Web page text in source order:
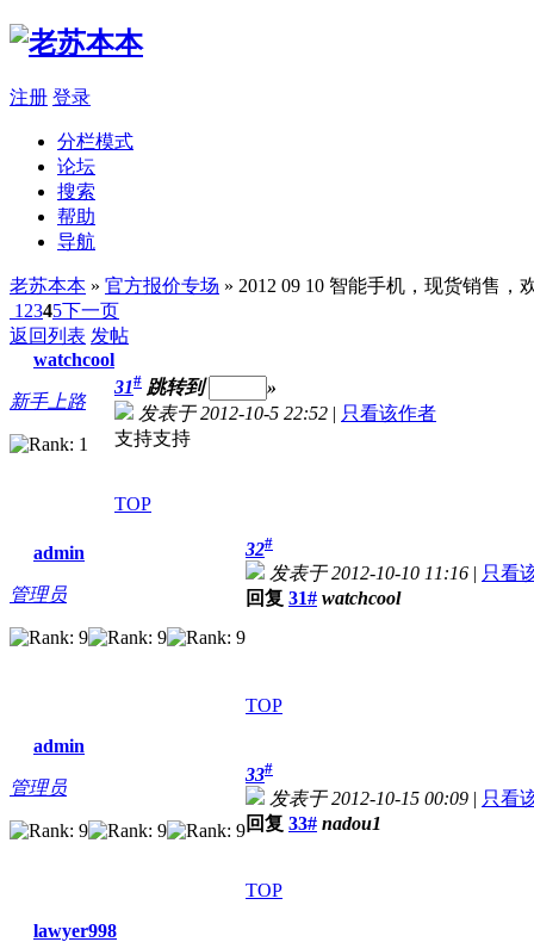
注册 登录
分栏模式
论坛
搜索
帮助
导航
老苏本本 » 官方报价专场 » 2012 09 10 智能手机，现货销售，
1 2345下一页
返回列表 发帖
watchcool
新手上路
31# 跳转到
»
发表于 2012-10-5 22:52 | 只看该作者
支持支持
TOP
admin
管理员
32#
发表于 2012-10-10 11:16 | 只看
回复 31# watchcool
TOP
admin
管理员
33#
发表于 2012-10-15 00:09 | 只看
回复 33# nadou1
TOP
lawyer998